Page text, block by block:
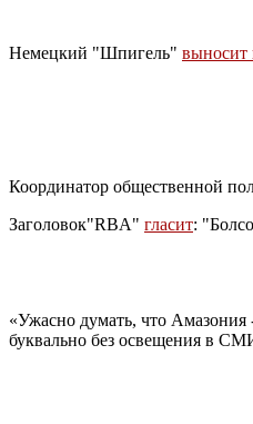
Немецкий "Шпигель" выносит
Координатор общественной
Заголовок"RBA" гласит:
«Ужасно думать, что Амазония
буквально без освещения в